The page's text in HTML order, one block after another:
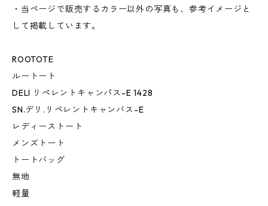
・当ページで販売するカラー以外の写真も、参考イメージと
して掲載しています。
ROOTOTE
ルートート
DELI リぺレントキャンパス-E 1428
SN.デリ.リペレントキャンバス-E
レディーストート
メンズトート
トートバッグ
無地
軽量